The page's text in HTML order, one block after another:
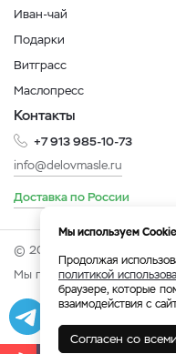
Иван-чай
Подарки
Витграсс
Маслопресс
Контакты
+7 913 985-10-73
info@delovmasle.ru
Доставка по России
© 2026 Интернет-магазин
Мы принимаем:
Разработка Веб-
Мы используем
Продолжая
политикой
браузере, которые
взаимодействия с
Согласен со всеми